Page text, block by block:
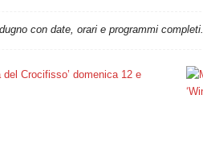
con date, orari e programmi completi.